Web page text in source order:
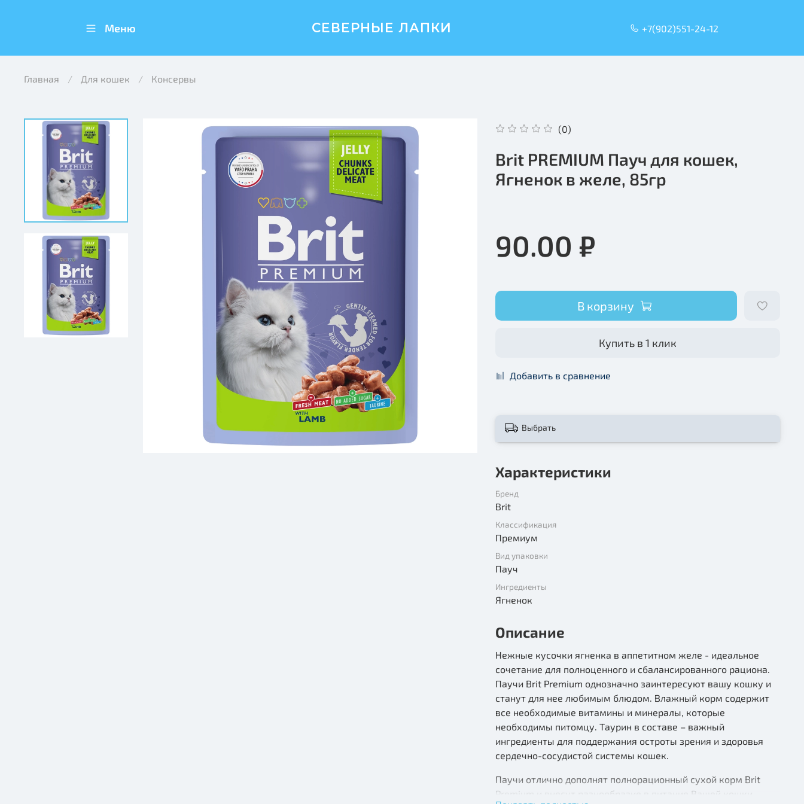
Меню СЕВЕРНЫЕ ЛАПКИ +7(902)551-24-12
Главная Для кошек Консервы
(0)
Brit PREMIUM Пауч для кошек,
Ягненок в желе, 85гр
90.00 ₽
В корзину
Купить в 1 клик
Добавить в сравнение
Выбрать
Характеристики
Бренд
Brit
Классификация
Премиум
Вид упаковки
Пауч
Ингредиенты
Ягненок
Описание
Нежные кусочки ягненка в аппетитном желе - идеальное
сочетание для полноценного и сбалансированного рациона.
Паучи Brit Premium однозначно заинтересуют вашу кошку и
станут для нее любимым блюдом. Влажный корм содержит
все необходимые витамины и минералы, которые
необходимы питомцу. Таурин в составе – важный
ингредиенты для поддержания остроты зрения и здоровья
сердечно-сосудистой системы кошек.
Паучи отлично дополнят полнорационный сухой корм Brit
Premium и внесут разнообразие в питание Вашей кошки